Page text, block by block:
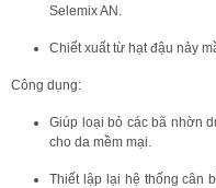
Selemix AN.
Chiết xuất từ hạt đậu nảy
Công dụng:
Giúp loại bỏ các bã nhờn
cho da mềm mại.
Thiết lập lại hệ thống cân